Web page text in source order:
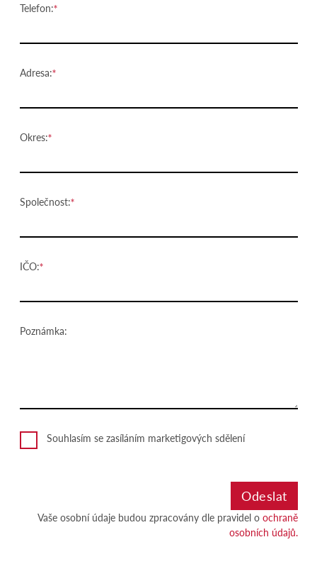
Telefon:
Adresa:
Okres:
Společnost:
IČO:
Poznámka:
Souhlasím se zasíláním marketigových sdělení
Vaše osobní údaje budou zpracovány dle pravidel o ochraně
osobních údajů.